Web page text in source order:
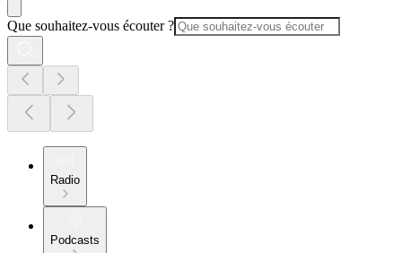
Que souhaitez-vous écouter ?
Radio
Podcasts